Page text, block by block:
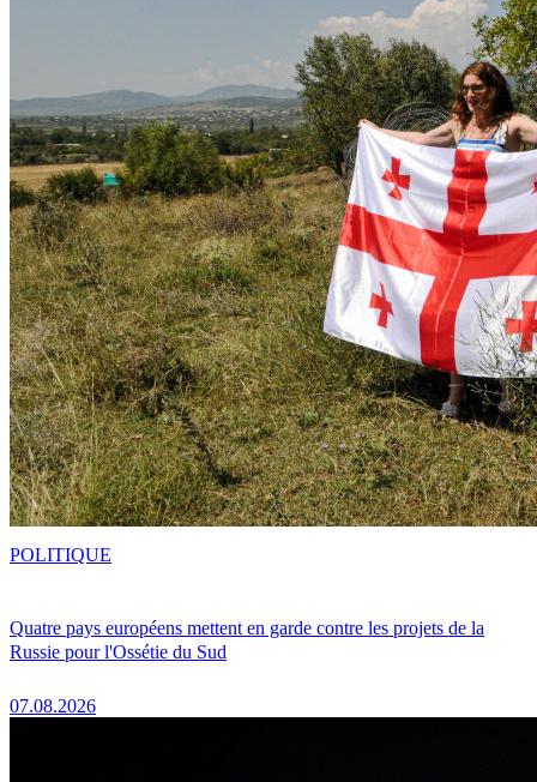
Quatre pays européens mettent en garde contre les projets de la
Russie pour l'Ossétie du Sud
07.08.2026
POLITIQUE